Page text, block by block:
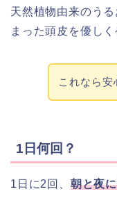
天然植物由来のう
まった頭皮を優し
これなら安
1日何回？
1日に2回、 朝と夜